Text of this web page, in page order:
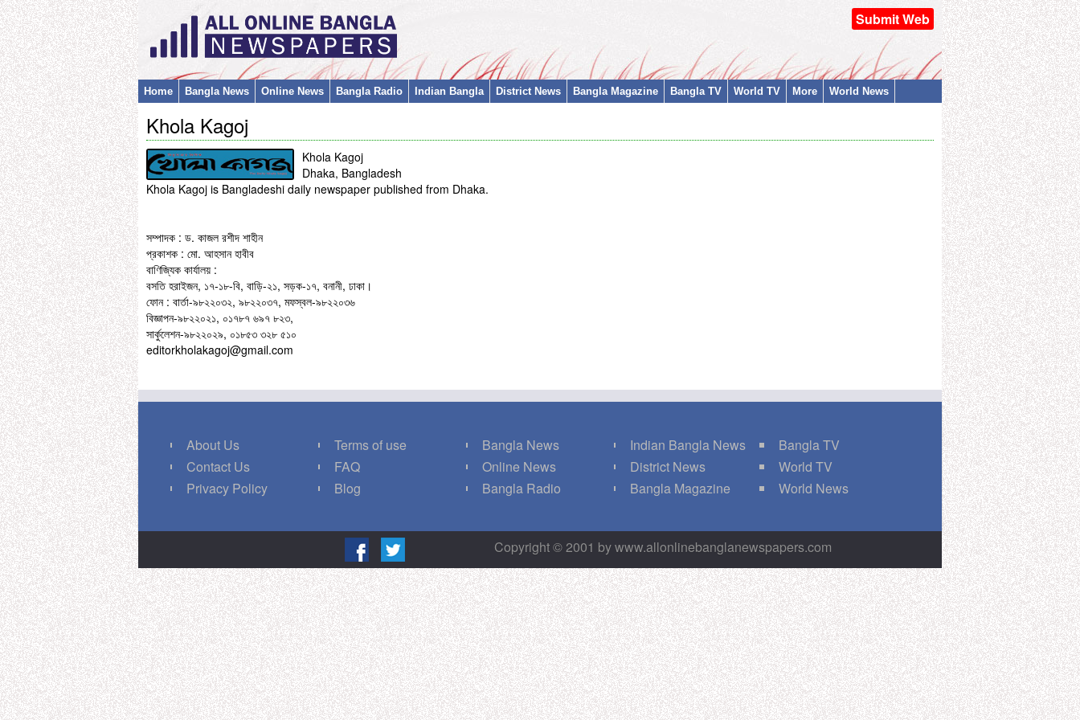
Submit Web
Home Bangla News Online News Bangla Radio Indian Bangla District News Bangla Magazine Bangla TV World TV More World News
Khola Kagoj
Khola Kagoj
Dhaka, Bangladesh
Khola Kagoj is Bangladeshi daily newspaper published from Dhaka.
সম্পাদক : ড. কাজল রশীদ শাহীন
প্রকাশক : মো. আহসান হাবীব
বাণিজ্যিক কার্যালয় :
বসতি হরাইজন, ১৭-১৮-বি, বাড়ি-২১, সড়ক-১৭, বনানী, ঢাকা।
ফোন : বার্তা-৯৮২২০৩২, ৯৮২২০৩৭, মফস্বল-৯৮২২০৩৬
বিজ্ঞাপন-৯৮২২০২১, ০১৭৮৭ ৬৯৭ ৮২৩,
সার্কুলেশন-৯৮২২০২৯, ০১৮৫৩ ৩২৮ ৫১০
editorkholakagoj@gmail.com
About Us
Contact Us
Privacy Policy
Terms of use
FAQ
Blog
Bangla News
Online News
Bangla Radio
Indian Bangla News
District News
Bangla Magazine
Bangla TV
World TV
World News
Copyright © 2001 by www.allonlinebanglanewspapers.com